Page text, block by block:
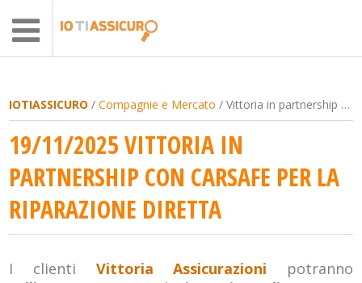
IOTIASSICURO /Compagnie e Mercato / Vittoria in partnership con Carsafe per la riparazione diretta
19/11/2025 VITTORIA IN
PARTNERSHIP CON CARSAFE PER LA
RIPARAZIONE DIRETTA
I clienti Vittoria Assicurazioni potranno